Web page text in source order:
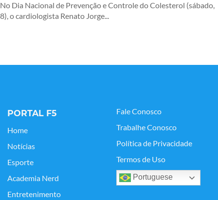
No Dia Nacional de Prevenção e Controle do Colesterol (sábado,
8), o cardiologista Renato Jorge...
PORTAL F5
Home
Notícias
Esporte
Academia Nerd
Entretenimento
Fale Conosco
Trabalhe Conosco
Política de Privacidade
Termos de Uso
Portuguese